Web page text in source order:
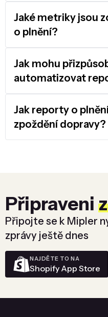
Jaké metriky jsou
o plnění?
Jak mohu
automatizovat
Jak reporty o
zpoždění dopravy?
Připraveni
Připojte se k Mipler
zprávy ještě dnes
NAJDĚTE TO NA
Shopify App Store